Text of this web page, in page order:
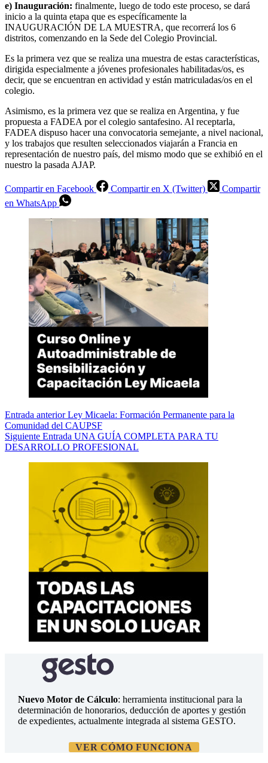
e) Inauguración: finalmente, luego de todo este proceso, se dará
inicio a la quinta etapa que es específicamente la
INAUGURACIÓN DE LA MUESTRA, que recorrerá los 6
distritos, comenzando en la Sede del Colegio Provincial.
Es la primera vez que se realiza una muestra de estas características,
dirigida especialmente a jóvenes profesionales habilitadas/os, es
decir, que se encuentran en actividad y están matriculadas/os en el
colegio.
Asimismo, es la primera vez que se realiza en Argentina, y fue
propuesta a FADEA por el colegio santafesino. Al receptarla,
FADEA dispuso hacer una convocatoria semejante, a nivel nacional,
y los trabajos que resulten seleccionados viajarán a Francia en
representación de nuestro país, del mismo modo que se exhibió en el
nuestro la pasada AJAP.
Compartir en Facebook Compartir en X (Twitter)
Compartir
en WhatsApp
Entrada anteriorLey Micaela: Formación Permanente para la
Comunidad del CAUPSF
Siguiente Entrada UNA GUÍA COMPLETA PARA TU
DESARROLLO PROFESIONAL
Nuevo Motor de Cálculo: herramienta institucional para la
determinación de honorarios, deducción de aportes y gestión
de expedientes, actualmente integrada al sistema GESTO.
VER CÓMO FUNCIONA